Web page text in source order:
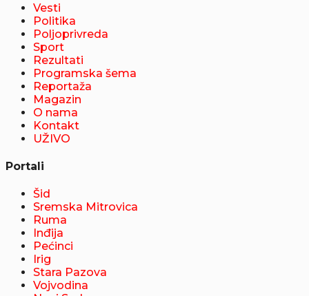
Vesti
Politika
Poljoprivreda
Sport
Rezultati
Programska šema
Reportaža
Magazin
O nama
Kontakt
UŽIVO
Portali
Šid
Sremska Mitrovica
Ruma
Inđija
Pećinci
Irig
Stara Pazova
Vojvodina